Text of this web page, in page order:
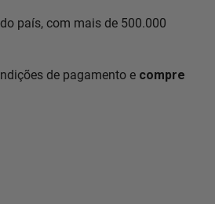
do país, com mais de 500.000
de pagamento e compre